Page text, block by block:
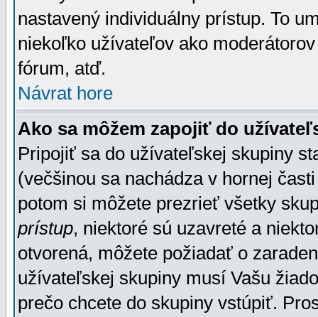
nastavený individuálny prístup. To
niekoľko užívateľov ako
fórum, atď.
Návrat hore
Ako sa môžem zapojiť do
Pripojiť sa do užívateľskej skupiny
(večšinou sa nachádza v hornej
potom si môžete prezrieť všetky
prístup, niektoré sú uzavreté a
otvorená, môžete požiadať o
užívateľskej skupiny musí Vašu
prečo chcete do skupiny vstúpiť.